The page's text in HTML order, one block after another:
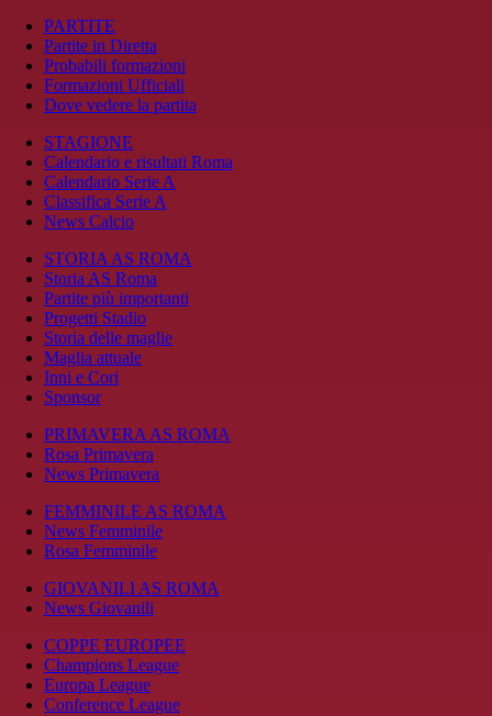
PARTITE
Partite in Diretta
Probabili formazioni
Formazioni Ufficiali
Dove vedere la partita
STAGIONE
Calendario e risultati Roma
Calendario Serie A
Classifica Serie A
News Calcio
STORIA AS ROMA
Storia AS Roma
Partite più importanti
Progetti Stadio
Storia delle maglie
Maglia attuale
Inni e Cori
Sponsor
PRIMAVERA AS ROMA
Rosa Primavera
News Primavera
FEMMINILE AS ROMA
News Femminile
Rosa Femminile
GIOVANILI AS ROMA
News Giovanili
COPPE EUROPEE
Champions League
Europa League
Conference League